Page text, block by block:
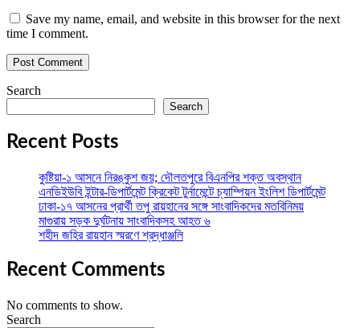
Save my name, email, and website in this browser for the next
time I comment.
Search
Search
Recent Posts
কুষ্টিয়া-১ আসনে নিরঙ্কুশ জয়; দৌলতপুরে বিএনপির শক্ত অবস্থান
এনডিইউবি ইন্টার-ডিপার্টমেন্ট ক্রিকেট টুর্নামেন্টে চ্যাম্পিয়ন ইংলিশ ডিপার্টমেন্ট
ঢাকা-১৭ আসনের প্রার্থী তপু রায়হানের সঙ্গে সাংবাদিকদের মতবিনিময়
মাগুরায় সড়ক দুর্ঘটনায় সাংবাদিকসহ আহত ৬
শহীদ জহির রায়হান স্মরণে শ্রদ্ধাঞ্জলি
Recent Comments
No comments to show.
Search